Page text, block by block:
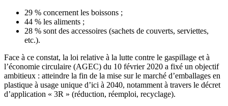
29 % concernent les boissons ;
44 % les aliments ;
28 % sont des accessoires (sachets de couverts, serviettes,
etc.).
Face à ce constat, la loi relative à la lutte contre le gaspillage et à
l’économie circulaire (AGEC) du 10 février 2020 a fixé un objectif
ambitieux : atteindre la fin de la mise sur le marché d’emballages en
plastique à usage unique d’ici à 2040, notamment à travers le décret
d’application « 3R » (réduction, réemploi, recyclage).